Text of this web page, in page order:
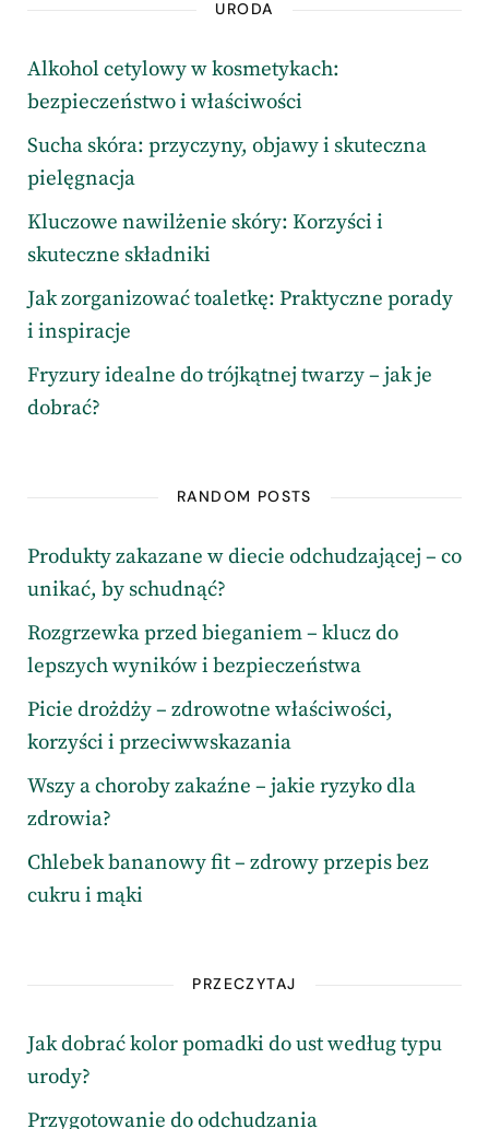
URODA
Alkohol cetylowy w kosmetykach:
bezpieczeństwo i właściwości
Sucha skóra: przyczyny, objawy i skuteczna
pielęgnacja
Kluczowe nawilżenie skóry: Korzyści i
skuteczne składniki
Jak zorganizować toaletkę: Praktyczne porady
i inspiracje
Fryzury idealne do trójkątnej twarzy – jak je
dobrać?
RANDOM POSTS
Produkty zakazane w diecie odchudzającej – co
unikać, by schudnąć?
Rozgrzewka przed bieganiem – klucz do
lepszych wyników i bezpieczeństwa
Picie drożdży – zdrowotne właściwości,
korzyści i przeciwwskazania
Wszy a choroby zakaźne – jakie ryzyko dla
zdrowia?
Chlebek bananowy fit – zdrowy przepis bez
cukru i mąki
PRZECZYTAJ
Jak dobrać kolor pomadki do ust według typu
urody?
Przygotowanie do odchudzania